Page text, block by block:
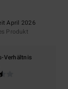
April 2026
Produkt
Verhältnis